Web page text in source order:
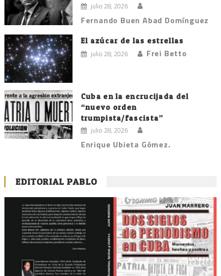
julio 28, 2026
Fernando Buen Abad Domínguez
El azúcar de las estrellas
julio 28, 2026 Frei Betto
Cuba en la encrucijada del
“nuevo orden
trumpista/fascista”
julio 28, 2026
Enrique Ubieta Gómez.
EDITORIAL PABLO